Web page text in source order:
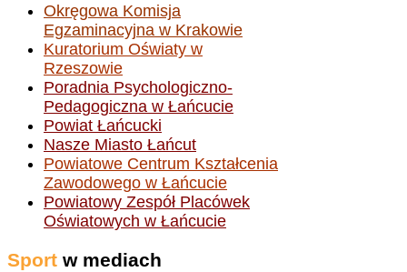
Okręgowa Komisja
Egzaminacyjna w Krakowie
Kuratorium Oświaty w
Rzeszowie
Poradnia Psychologiczno-
Pedagogiczna w Łańcucie
Powiat Łańcucki
Nasze Miasto Łańcut
Powiatowe Centrum Kształcenia
Zawodowego w Łańcucie
Powiatowy Zespół Placówek
Oświatowych w Łańcucie
Sport w mediach